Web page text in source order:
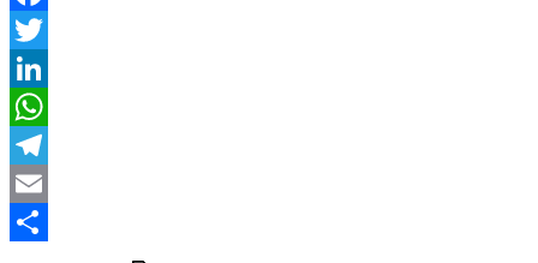
Facebook
Twitter
LinkedIn
WhatsApp
Telegram
Email